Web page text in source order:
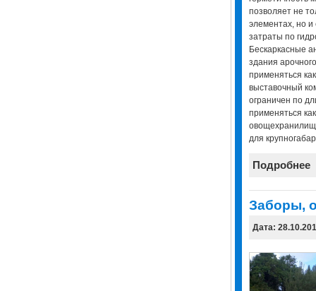
позволяет не
элементах, но и
затраты по
Бескаркасные
здания
применяться
выставочный
ограничен по
применяться
для
Подробнее
Заборы,
Дата: